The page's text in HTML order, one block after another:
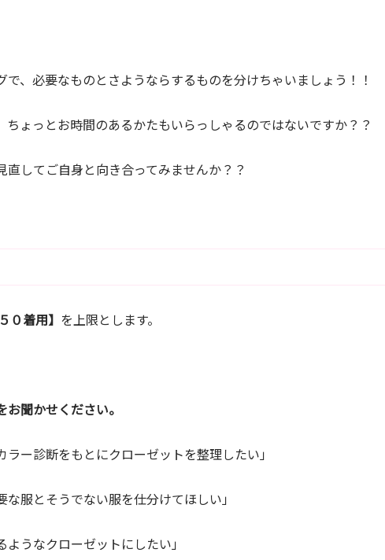
、必要なものとさようならするものを分けちゃいましょう！！
ょっとお時間のあるかたもいらっしゃるのではないですか？？
直してご自身と向き合ってみませんか？？
０着用】 を上限とします。
聞かせください。
ラー診断をもとにクローゼットを整理したい」
な服とそうでない服を仕分けてほしい」
ようなクローゼットにしたい」